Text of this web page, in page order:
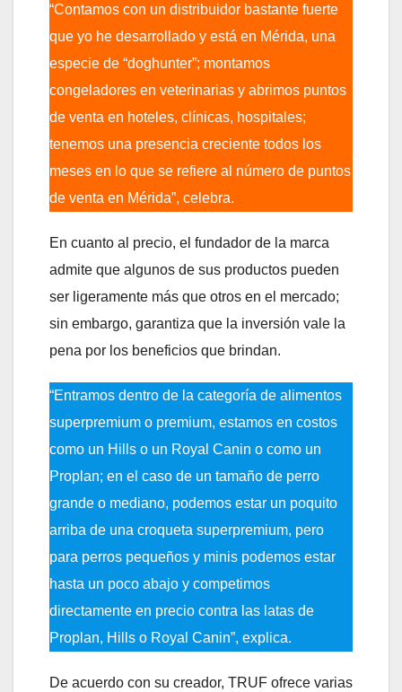
“Contamos con un distribuidor bastante fuerte
que yo he desarrollado y está en Mérida, una
especie de “doghunter”; montamos
congeladores en veterinarias y abrimos puntos
de venta en hoteles, clínicas, hospitales;
tenemos una presencia creciente todos los
meses en lo que se refiere al número de puntos
de venta en Mérida”, celebra.
En cuanto al precio, el fundador de la marca
admite que algunos de sus productos pueden
ser ligeramente más que otros en el mercado;
sin embargo, garantiza que la inversión vale la
pena por los beneficios que brindan.
“Entramos dentro de la categoría de alimentos
superpremium o premium, estamos en costos
como un Hills o un Royal Canin o como un
Proplan; en el caso de un tamaño de perro
grande o mediano, podemos estar un poquito
arriba de una croqueta superpremium, pero
para perros pequeños y minis podemos estar
hasta un poco abajo y competimos
directamente en precio contra las latas de
Proplan, Hills o Royal Canin”, explica.
De acuerdo con su creador, TRUF ofrece varias